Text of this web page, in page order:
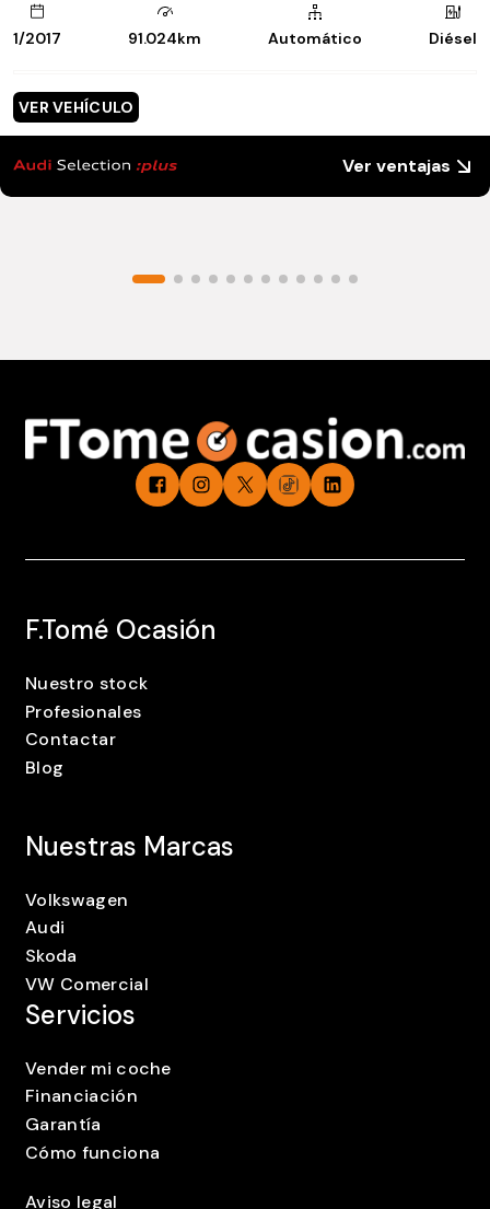
1/2017 91.024km Automático Diésel
VER VEHÍCULO
Ver ventajas
F.Tomé Ocasión
Nuestro stock
Profesionales
Contactar
Blog
Nuestras Marcas
Volkswagen
Audi
Skoda
VW Comercial
Servicios
Vender mi coche
Financiación
Garantía
Cómo funciona
Aviso legal